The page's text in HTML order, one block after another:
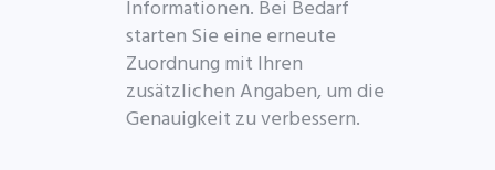
Informationen. Bei Bedarf
starten Sie eine erneute
Zuordnung mit Ihren
zusätzlichen Angaben, um die
Genauigkeit zu verbessern.